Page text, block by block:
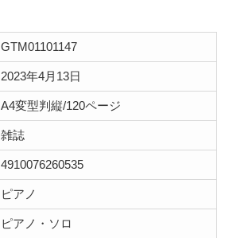
GTM01101147
2023年4月13日
A4変型判縦/120ページ
雑誌
4910076260535
ピアノ
ピアノ・ソロ